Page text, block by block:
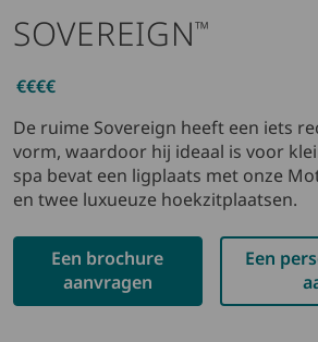
SOVEREIGN™
€€€€
De ruime Sovereign heeft een iets
vorm, waardoor hij ideaal is voor
spa bevat een ligplaats met onze
en twee luxueuze hoekzitplaatsen.
Een brochure
aanvragen
Een